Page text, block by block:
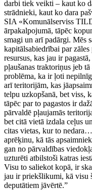
darbi tiek veikti – kaut ko
strādnieki, kaut ko dara
SIA «Komunālserviss
ārpakalpojumā, tāpēc
smagi un arī padārgi. Mēs
kapitālsabiedrībai par
resursus, kas jau ir
pļaušanas traktoriņus jeb
problēma, ka ir ļoti
arī teritorijām, kas
telpu uzkopšanā, bet viss,
tāpēc par to pagastos ir
pārvaldē pļaujamās
bet citā vietā izdala ceļus
citas vietas, kur to
aprēķinu, kā tās
gan no pārvaldības
uzturēti atbilstoši katras
Visu to saliekot kopā, ir
jau ir priekšlikumi, kā visu
deputātiem jāvērtē.”